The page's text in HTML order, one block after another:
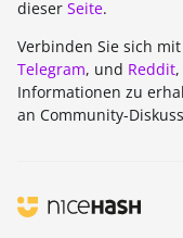
dieser Seite.
Verbinden Sie sich
Telegram, und Reddit
Informationen zu
an Community-